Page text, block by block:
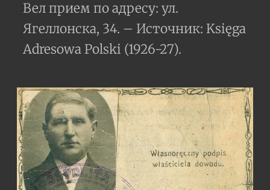
Вел прием по адресу: ул.
Ягеллонска, 34. – Источник: Księga
Adresowa Polski (1926-27).